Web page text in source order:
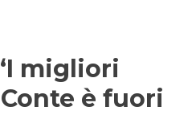
migliori
è fuori